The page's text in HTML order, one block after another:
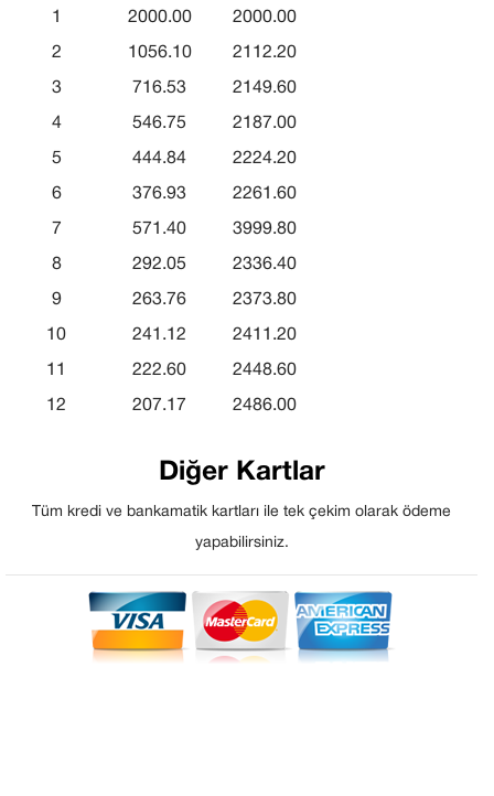
1 2000.00 2000.00
2 1056.10 2112.20
3 716.53 2149.60
4 546.75 2187.00
5 444.84 2224.20
6 376.93 2261.60
7 571.40 3999.80
8 292.05 2336.40
9 263.76 2373.80
10 241.12 2411.20
11 222.60 2448.60
12 207.17 2486.00
Diğer Kartlar
Tüm kredi ve bankamatik kartları ile tek çekim olarak ödeme
yapabilirsiniz.